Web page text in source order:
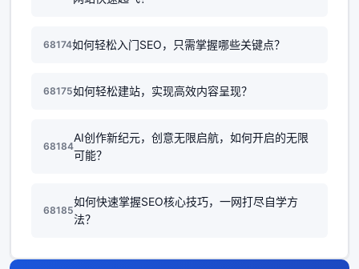
68174如何轻松入门SEO，只需掌握哪些关键点？
68175如何轻松建站，实现高效内容呈现？
68184
AI创作新纪元，创意无限启航，如何开启的无限
可能？
68185
如何快速掌握SEO核心技巧，一网打尽自学方
法？